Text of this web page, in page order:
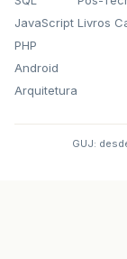
JavaScript
PHP
Android
Arquitetura
Livros
GUJ: